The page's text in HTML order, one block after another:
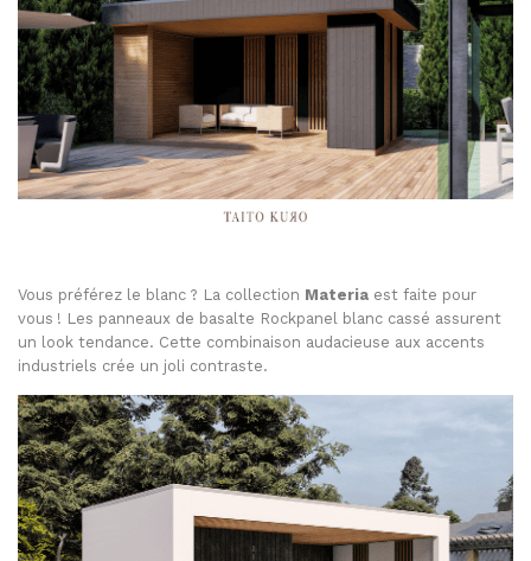
Vous préférez le blanc ? La collection Materia est faite pour
vous ! Les panneaux de basalte Rockpanel blanc cassé assurent
un look tendance. Cette combinaison audacieuse aux accents
industriels crée un joli contraste.